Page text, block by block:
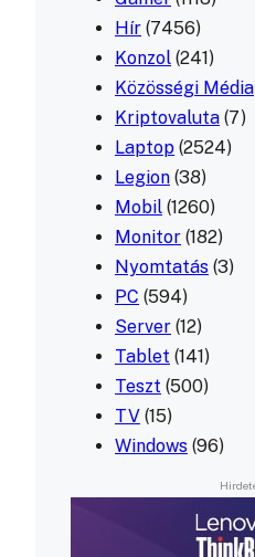
Hír (7456)
Konzol (241)
Közösségi Média
Kriptovaluta (7)
Laptop (2524)
Legion (38)
Mobil (1260)
Monitor (182)
Nyomtatás (3)
PC (594)
Server (12)
Tablet (141)
Teszt (500)
TV (15)
Windows (96)